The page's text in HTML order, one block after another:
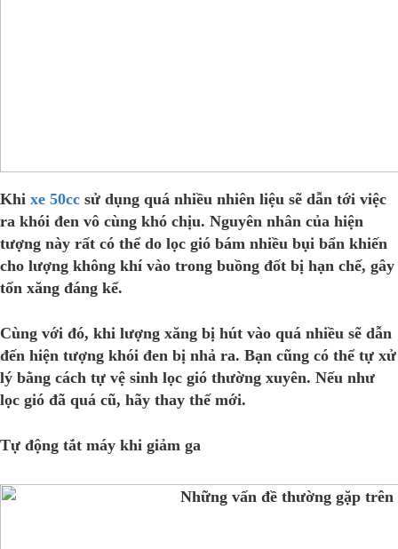
Khi xe 50cc sử dụng quá nhiều nhiên liệu sẽ dẫn tới việc
ra khói đen vô cùng khó chịu. Nguyên nhân của hiện
tượng này rất có thể do lọc gió bám nhiều bụi bẩn khiến
cho lượng không khí vào trong buồng đốt bị hạn chế, gây
tốn xăng đáng kể.
Cùng với đó, khi lượng xăng bị hút vào quá nhiều sẽ dẫn
đến hiện tượng khói đen bị nhả ra. Bạn cũng có thể tự xử
lý bằng cách tự vệ sinh lọc gió thường xuyên. Nếu như
lọc gió đã quá cũ, hãy thay thế mới.
Tự động tắt máy khi giảm ga